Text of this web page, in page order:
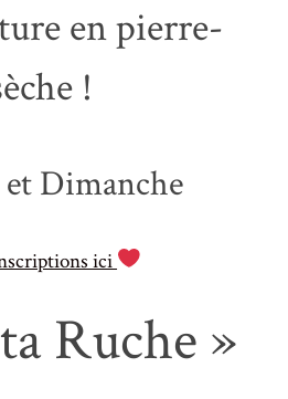
en pierre-
!
et Dimanche
ici
Ruche »